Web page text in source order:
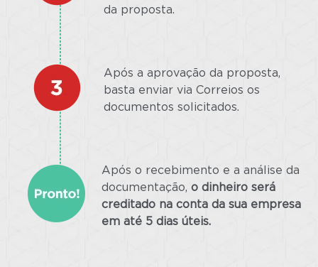
da proposta.
Após a aprovação da proposta,
basta enviar via Correios os
documentos solicitados.
Após o recebimento e a análise da
documentação, o dinheiro será
creditado na conta da sua empresa
em até 5 dias úteis.